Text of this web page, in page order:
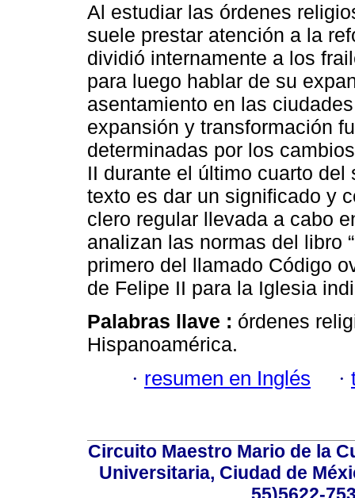
Al estudiar las órdenes
suele prestar atención a la
dividió internamente a los
para luego hablar de su
asentamiento en las
expansión y transformación
determinadas por los
II durante el último cuarto
texto es dar un significado y
clero regular llevada a cabo
analizan las normas del libro
primero del llamado Código
de Felipe II para la Iglesia
Palabras llave : órdenes
Hispanoamérica.
· resumen en Inglés ·
Circuito Maestro Mario de la
Universitaria, Ciudad de